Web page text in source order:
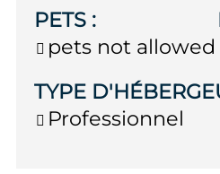
PETS :
pets not allowed
TYPE
Professionnel